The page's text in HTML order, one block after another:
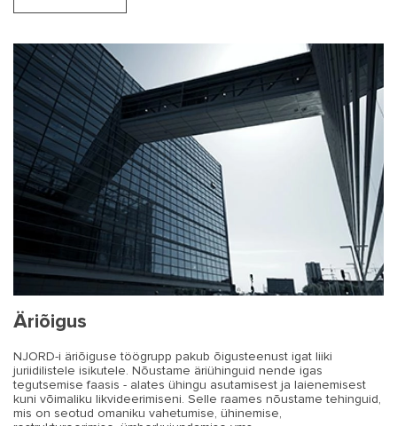
Äriõigus
NJORD-i äriõiguse töögrupp pakub õigusteenust igat liiki
juriidilistele isikutele. Nõustame äriühinguid nende igas
tegutsemise faasis - alates ühingu asutamisest ja laienemisest
kuni võimaliku likvideerimiseni. Selle raames nõustame tehinguid,
mis on seotud omaniku vahetumise, ühinemise,